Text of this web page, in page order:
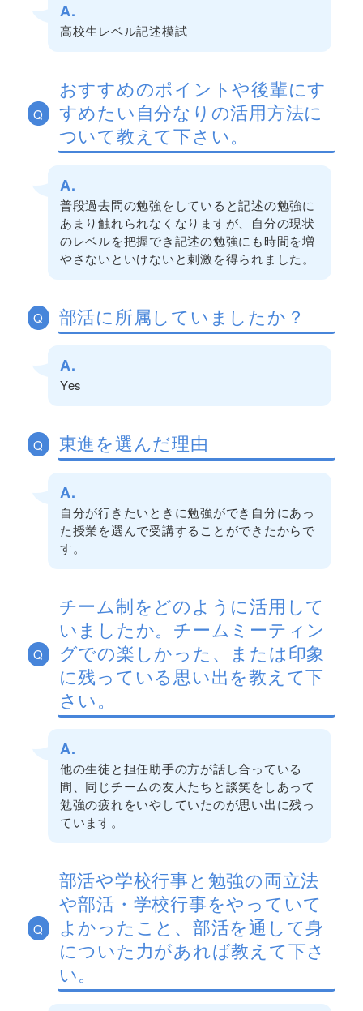
A.
高校生レベル記述模試
Q
おすすめのポイントや後輩にす
すめたい自分なりの活用方法に
ついて教えて下さい。
A.
普段過去問の勉強をしていると記述の勉強に
あまり触れられなくなりますが、自分の現状
のレベルを把握でき記述の勉強にも時間を増
やさないといけないと刺激を得られました。
Q 部活に所属していましたか？
A.
Yes
Q 東進を選んだ理由
A.
自分が行きたいときに勉強ができ自分にあっ
た授業を選んで受講することができたからで
す。
Q
チーム制をどのように活用して
いましたか。チームミーティン
グでの楽しかった、または印象
に残っている思い出を教えて下
さい。
A.
他の生徒と担任助手の方が話し合っている
間、同じチームの友人たちと談笑をしあって
勉強の疲れをいやしていたのが思い出に残っ
ています。
Q
部活や学校行事と勉強の両立法
や部活・学校行事をやっていて
よかったこと、部活を通して身
についた力があれば教えて下さ
い。